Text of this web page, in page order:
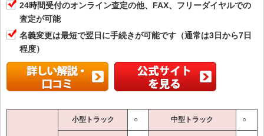
24時間受付のオンライン査定の他、FAX、フリーダイヤルでの
査定が可能
名義変更は最短で翌日に手続きが可能です（通常は3日から7日
程度）
小型トラック ○ 中型トラック ○